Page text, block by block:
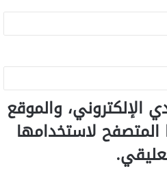
الإلكتروني، والموقع
لاستخدامها